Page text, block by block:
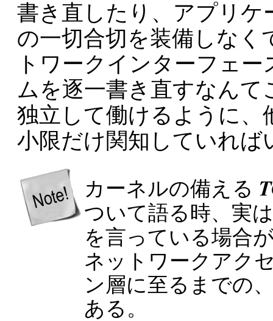
書き直したり、アプリ
の一切合切を装備しなく
トワークインターフェ
ムを逐一書き直すなん
独立して働けるように
小限だけ関知していれ
カーネルの備える
ついて語る時、実
を言っている場合
ネットワークアク
ン層に至るまでの
ある。